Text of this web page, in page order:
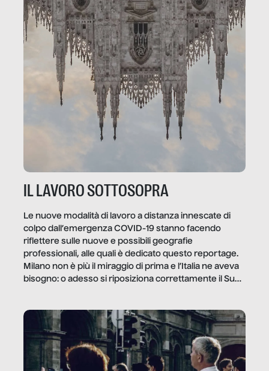
IL LAVORO SOTTOSOPRA
Le nuove modalità di lavoro a distanza innescate di
colpo dall’emergenza COVID-19 stanno facendo
riflettere sulle nuove e possibili geografie
professionali, alle quali è dedicato questo reportage.
Milano non è più il miraggio di prima e l’Italia ne aveva
bisogno: o adesso si riposiziona correttamente il Sud